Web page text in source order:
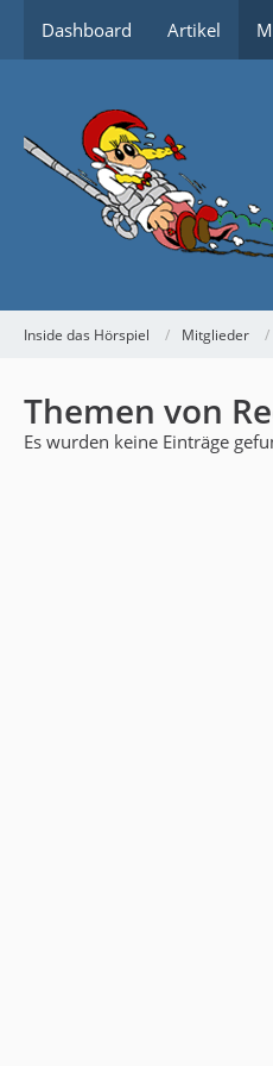
Dashboard Artikel
Inside das Hörspiel Mitglieder
Themen von
Es wurden keine Einträge